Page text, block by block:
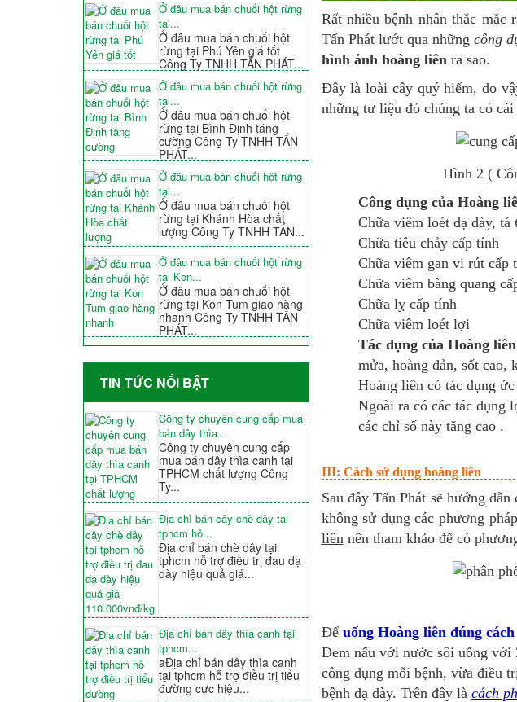
Ở đâu mua bán chuối hột rừng
tại...
Ở đâu mua bán chuối hột
rừng tại Phú Yên giá tốt
Công Ty TNHH TẤN PHÁT...
Ở đâu mua bán chuối hột rừng
tại...
Ở đâu mua bán chuối hột
rừng tại Bình Định tăng
cường Công Ty TNHH TẤN
PHÁT...
Ở đâu mua bán chuối hột rừng
tại...
Ở đâu mua bán chuối hột
rừng tại Khánh Hòa chất
lượng Công Ty TNHH TẤN...
Ở đâu mua bán chuối hột rừng
tại Kon...
Ở đâu mua bán chuối hột
rừng tại Kon Tum giao hàng
nhanh Công Ty TNHH TẤN
PHÁT...
TIN TỨC NỐI BẬT
Công ty chuyên cung cấp mua
bán dây thìa...
Công ty chuyên cung cấp
mua bán dây thìa canh tại
TPHCM chất lượng Công
Ty...
Địa chỉ bán cây chè dây tại
tphcm hỗ...
Địa chỉ bán chè dây tại
tphcm hỗ trợ điều trị đau dạ
dày hiệu quả giá...
Địa chỉ bán dây thìa canh tại
tphcm...
aĐịa chỉ bán dây thìa canh
tại tphcm hỗ trợ điều trị tiểu
đường cực hiệu...
Rất nhiều bệnh nhân thắc mắc
Tấn Phát lướt qua những công
hình ảnh hoàng liênra sao.
Đây là loài cây quý hiếm, do
những tư liệu đó chúng ta có
Hình 2 (
Công dụng của Hoàng
Chữa viêm loét dạ dày, tá
Chữa tiêu chảy cấp tính
Chữa viêm gan vi rút cấp
Chữa viêm bàng quang
Chữa lỵ cấp tính
Chữa viêm loét lợi
Tác dụng của Hoàng liên
mửa, hoàng đản, sốt cao,
Hoàng liên có tác dụng
Ngoài ra có các tác dụng
các chỉ số này tăng cao .
III: Cách sử dụng hoàng liên
Sau đây Tấn Phát sẽ hướng dẫn
không sử dụng các phương
liênnên tham khảo để có
Để uống Hoàng liên đúng cách
Đem nấu với nước sôi uống với
công dụng mỗi bệnh, vừa điều
bệnh dạ dày. Trên đây là cách